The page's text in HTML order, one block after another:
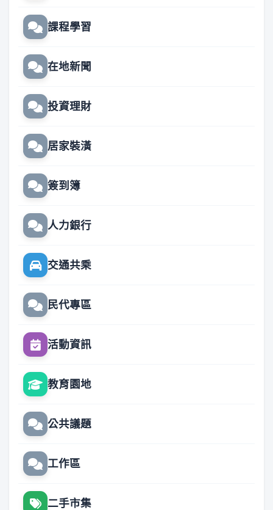
課程學習
在地新聞
投資理財
居家裝潢
簽到簿
人力銀行
交通共乘
民代專區
活動資訊
教育園地
公共議題
工作區
二手市集